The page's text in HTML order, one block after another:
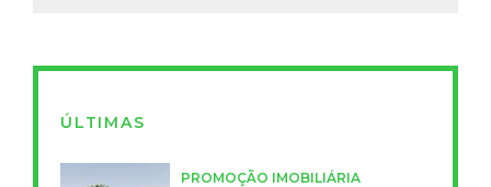
ÚLTIMAS
PROMOÇÃO IMOBILIÁRIA